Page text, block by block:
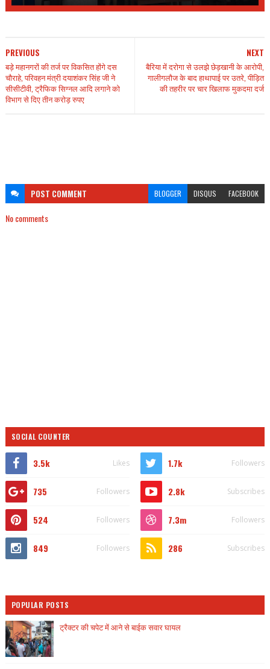
NEXT
बैरिया में दरोगा से उलझे छेड़खानी के आरोपी,
गालीगलौज के बाद हाथापाई पर उतरे, पीड़ित
की तहरीर पर चार खिलाफ मुकदमा दर्ज
PREVIOUS
बड़े महानगरों की तर्ज पर विकसित होंगे दस
चौराहे, परिवहन मंत्री दयाशंकर सिंह जी ने
सीसीटीवी, ट्रैफिक सिग्नल आदि लगाने को
विभाग से दिए तीन करोड़ रुपए
POST COMMENT BLOGGER DISQUS FACEBOOK
No comments
SOCIAL COUNTER
3.5k Likes 1.7k Followers
735 Followers 2.8k Subscribes
524 Followers 7.3m Followers
849 Followers 286 Subscribes
POPULAR POSTS
ट्रैक्टर की चपेट में आने से बाईक सवार घायल